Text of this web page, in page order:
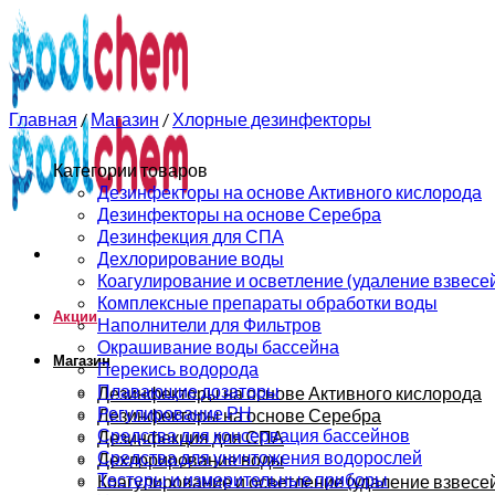
Акции
Магазин
Дезинфекторы на основе Активного кислорода
Дезинфекторы на основе Серебра
Дезинфекция для СПА
Дехлорирование воды
Коагулирование и осветление (удаление
Главная / Магазин / Хлорные дезинфекторы
Категории товаров
Дезинфекторы на основе Активного кислорода
Дезинфекторы на основе Серебра
Дезинфекция для СПА
Дехлорирование воды
Коагулирование и осветление (удаление
Комплексные препараты обработки воды
Наполнители для Фильтров
Окрашивание воды бассейна
Перекись водорода
Плавающие дозаторы
Регулирование РН
Средства для консервация бассейнов
Средства для уничтожения водорослей
Тестеры и измерительные приборы